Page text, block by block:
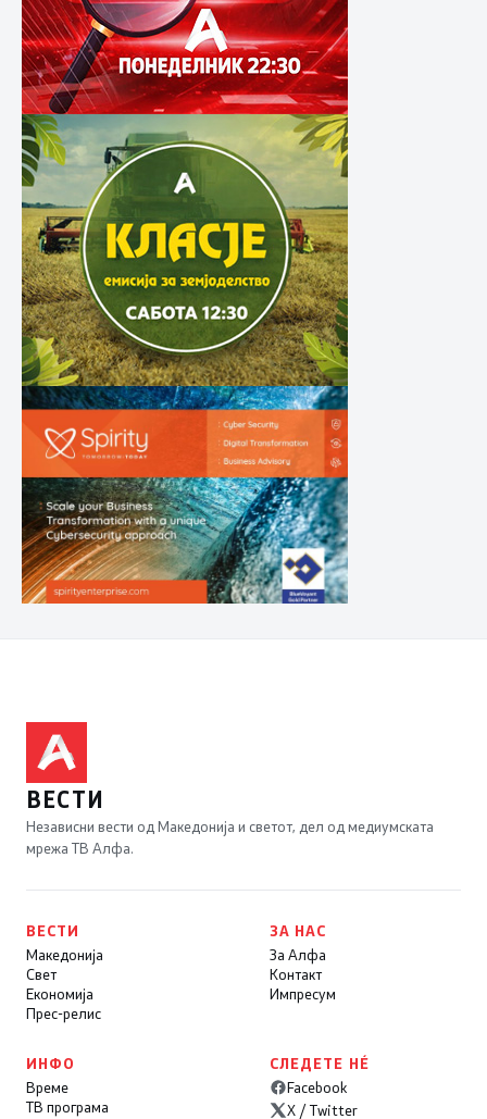
ВЕСТИ
Независни вести од Македонија и светот, дел од медиумската
мрежа ТВ Алфа.
ВЕСТИ
Македонија
Свет
Економија
Прес-релис
ЗА НАС
За Алфа
Контакт
Импресум
ИНФО
Време
ТВ програма
СЛЕДЕТЕ НÉ
Facebook
X / Twitter